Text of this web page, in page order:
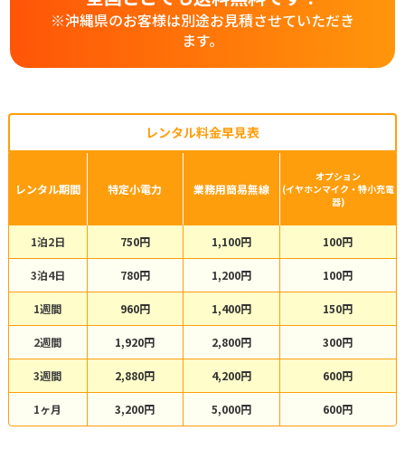
※沖縄県のお客様は別途お見積させていただき
ます。
レンタル料金早見表
レンタル期間 特定小電力 業務用簡易無線
オプション
(イヤホンマイク・特小充電
器)
1泊2日 750円 1,100円 100円
3泊4日 780円 1,200円 100円
1週間 960円 1,400円 150円
2週間 1,920円 2,800円 300円
3週間 2,880円 4,200円 600円
1ヶ月 3,200円 5,000円 600円